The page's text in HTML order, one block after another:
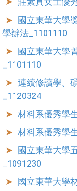
國立東華大學
學辦法_1101110
國立東華大學
_1101110
連續修讀學、
_1120324
材料系優秀學
材料系優秀學
國立東華大學
_1091230
國立東華大學